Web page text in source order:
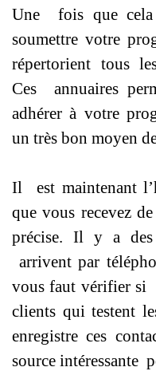
Une fois que
soumettre votre
répertorient tous
Ces annuaires
adhérer à votre
un très bon moyen
Il est maintenant
que vous recevez
précise. Il y a des
arrivent par
vous faut vérifier si
clients qui testent
enregistre ces
source intéressante